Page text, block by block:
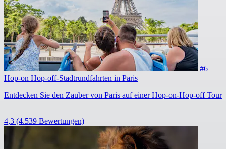
#6
Hop-on Hop-off-Stadtrundfahrten in Paris
Entdecken Sie den Zauber von Paris auf einer Hop-on-Hop-off Tour
4,3 (4.539 Bewertungen)